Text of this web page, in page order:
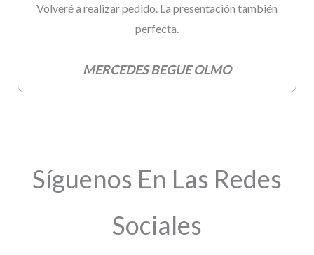
Volveré a realizar pedido. La presentación también
perfecta.
MERCEDES BEGUE OLMO
Síguenos En Las Redes
Sociales